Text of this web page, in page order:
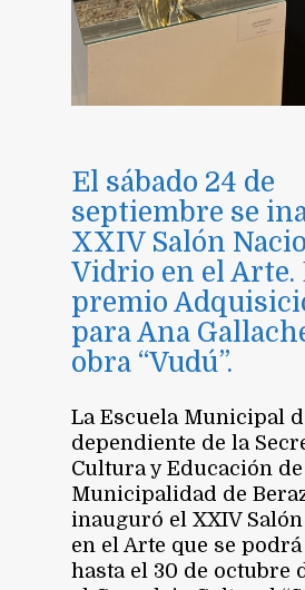
El sábado 24 de
septiembre se
XXIV Salón
Vidrio en el Arte.
premio
para Ana
obra “Vudú”.
La Escuela Municipal
dependiente de la
Cultura y Educación
Municipalidad de
inauguró el XXIV
en el Arte que se
hasta el 30 de octubre